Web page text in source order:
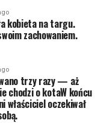
kobieta na targu.
zachowaniem.
trzy razy — aż
chodzi o kotaW końcu
właściciel oczekiwał